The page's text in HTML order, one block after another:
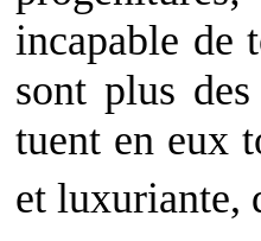
incapable de
sont plus
tuent en eux
et luxuriante,